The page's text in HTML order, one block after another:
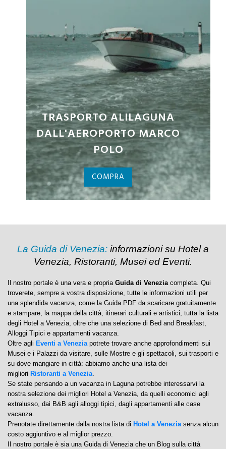
BIGLIETTI PALAZZO DUCALE
La Guida di Venezia: informazioni su Hotel a
Venezia, Ristoranti, Musei ed Eventi.
Il nostro portale è una vera e propriaGuida di Veneziacompleta. Qui
troverete, sempre a vostra disposizione, tutte le informazioni utili per
una splendida vacanza, come la Guida PDF da scaricare gratuitamente
e stampare, la mappa della città, itinerari culturali e artistici, tutta la lista
degli Hotel a Venezia, oltre che una selezione di Bed and Breakfast,
Alloggi Tipici e appartamenti vacanza.
Oltre agliEventi a Veneziapotrete trovare anche approfondimenti sui
Musei e i Palazzi da visitare, sulle Mostre e gli spettacoli, sui trasporti e
su dove mangiare in città: abbiamo anche una lista dei
miglioriRistoranti a Venezia.
Se state pensando a un vacanza in Laguna potrebbe interessarvi la
nostra selezione dei migliori Hotel a Venezia, da quelli economici agli
extralusso, dai B&B agli alloggi tipici, dagli appartamenti alle case
vacanza.